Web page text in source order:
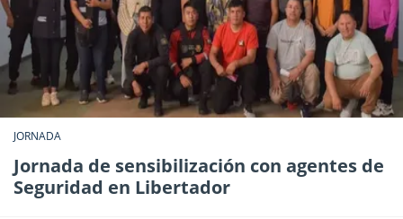
JORNADA
Jornada de sensibilización con agentes de
Seguridad en Libertador